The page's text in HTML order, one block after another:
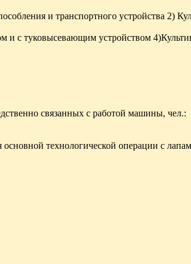
и транспортного устройства 2)
с туковысевающим устройством
связанных с работой машины, чел.:
технологической операции с